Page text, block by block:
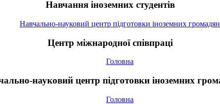
Навчання іноземних студентів
Навчально-науковий центр підготовки іноземних громадян
Центр міжнародної співпраці
Головна
науковий центр підготовки іноземних
Головна